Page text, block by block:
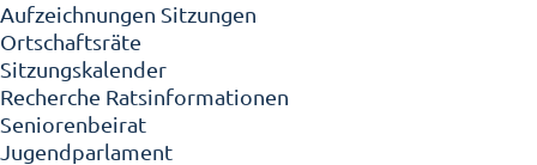
Aufzeichnungen Sitzungen
Ortschaftsräte
Sitzungskalender
Recherche Ratsinformationen
Seniorenbeirat
Jugendparlament